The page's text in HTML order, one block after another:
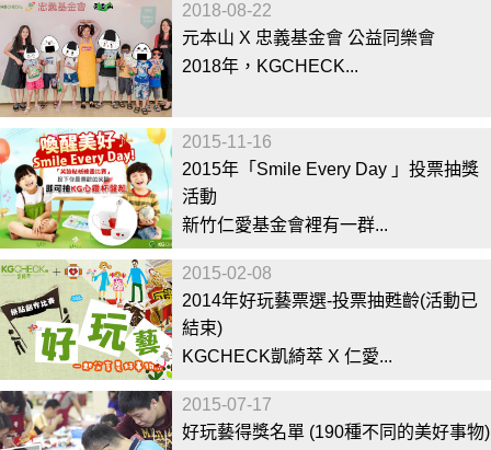
2018-08-22
元本山 X 忠義基金會 公益同樂會
2018年，KGCHECK...
2015-11-16
2015年「Smile Every Day 」投票抽獎
活動
新竹仁愛基金會裡有一群...
2015-02-08
2014年好玩藝票選-投票抽甦齡(活動已
結束)
KGCHECK凱綺萃 X 仁愛...
2015-07-17
好玩藝得獎名單 (190種不同的美好事物)